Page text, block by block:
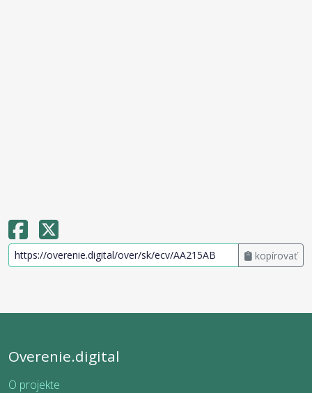
kopírovať
Overenie.digital
O projekte